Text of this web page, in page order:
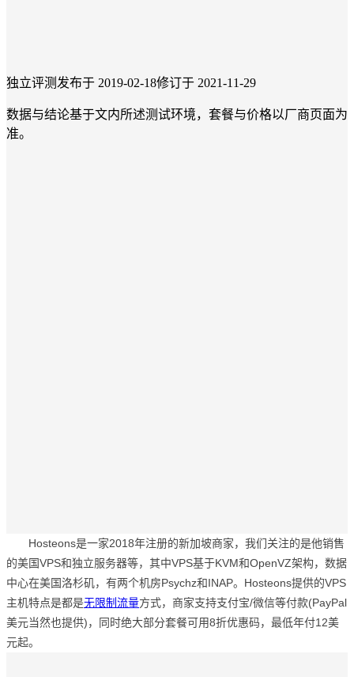
独立评测 发布于 2019-02-18修订于 2021-11-29
数据与结论基于文内所述测试环境，套餐与价格以厂商页面为
准。
Hosteons是一家2018年注册的新加坡商家，我们关注的是他销售
的美国VPS和独立服务器等，其中VPS基于KVM和OpenVZ架构，数据
中心在美国洛杉矶，有两个机房Psychz和INAP。 Hosteons提供的VPS
主机特点是都是无限制流量方式，商家支持支付宝/微信等付款(PayPal
美元当然也提供)，同时绝大部分套餐可用8折优惠码，最低年付12美
元起。